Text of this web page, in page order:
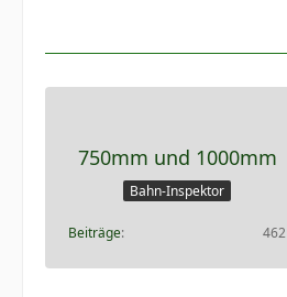
750mm und 1000mm
Bahn-Inspektor
Beiträge 462